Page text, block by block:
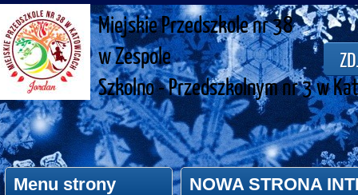
Miejskie Przedszkole nr 38
w Zespole
Szkolno - Przedszkolnym nr 3 w
Menu strony NOWA STRONA